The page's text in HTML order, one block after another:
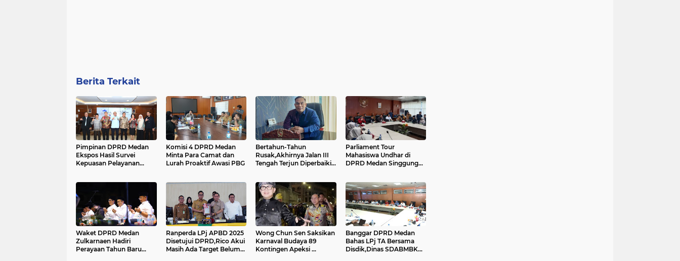
Berita Terkait
Pimpinan DPRD Medan
Ekspos Hasil Survei
Kepuasan Pelayanan
Komisi 4 DPRD Medan
Minta Para Camat dan
Lurah Proaktif Awasi PBG
Bertahun-Tahun
Rusak,Akhirnya Jalan III
Tengah Terjun Diperbaiki:
Parliament Tour
Mahasiswa Undhar di
DPRD Medan Singgung
Waket DPRD Medan
Zulkarnaen Hadiri
Perayaan Tahun Baru
Ranperda LPj APBD 2025
Disetujui DPRD,Rico Akui
Masih Ada Target Belum
Wong Chun Sen Saksikan
Karnaval Budaya 89
Kontingen Apeksi ...
Banggar DPRD Medan
Bahas LPj TA Bersama
Disdik,Dinas SDABMBK